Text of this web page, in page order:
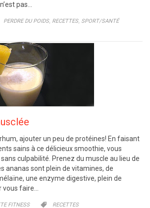
pas…
CATEGORY
PERDRE DU POIDS, RECETTES, SPORT/SANTÉ
ajouter un peu de protéines! En faisant
sains à ce délicieux smoothie, vous
culpabilité. Prenez du muscle au lieu de
ananas sont plein de vitamines, de
une enzyme digestive, plein de
faire…
FITNESS  CATEGORY
RECETTES